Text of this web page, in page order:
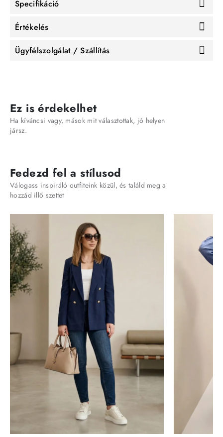
Specifikáció
Értékelés
Ügyfélszolgálat / Szállítás
Ez is érdekelhet
Ha kíváncsi vagy, mások mit választottak, jó helyen
jársz.
Fedezd fel a stílusod
Válogass inspiráló outfiteink közül, és találd meg a
hozzád illő szettet